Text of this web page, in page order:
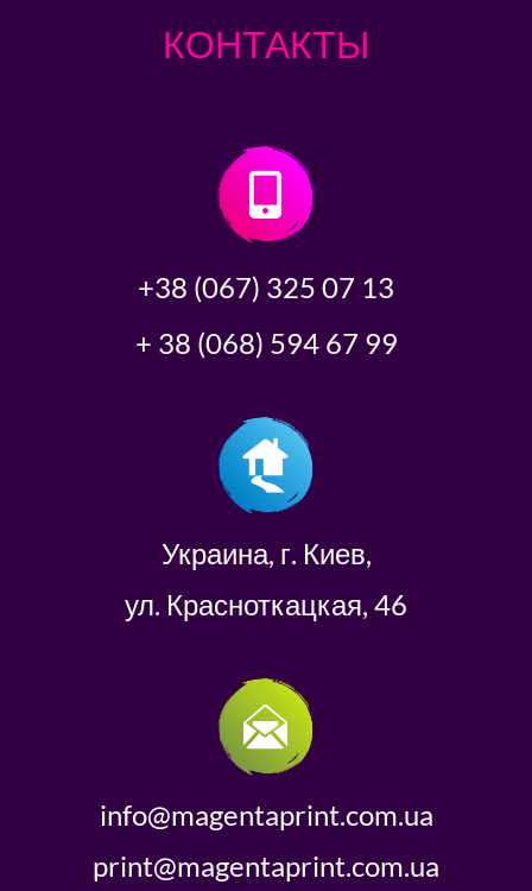
КОНТАКТЫ
+38 (067) 325 07 13
+ 38 (068) 594 67 99
Украина, г. Киев,
ул. Красноткацкая, 46
info@magentaprint.com.ua
print@magentaprint.com.ua